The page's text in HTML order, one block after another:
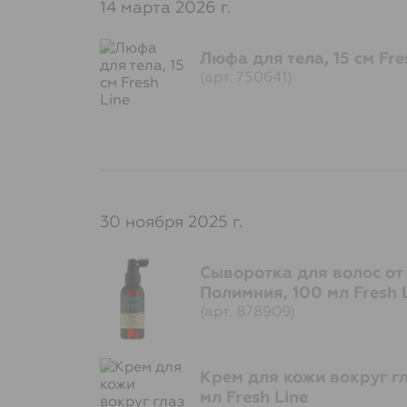
14 марта 2026 г.
Люфа для тела, 15 см
(арт. 750641)
30 ноября 2025 г.
Сыворотка для волос
Полимния, 100 мл Fresh
(арт. 878909)
Крем для кожи вокруг
мл Fresh Line